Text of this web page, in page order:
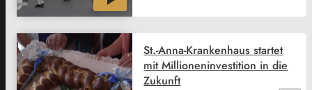
St.-Anna-Krankenhaus startet
mit Millioneninvestition in die
Zukunft